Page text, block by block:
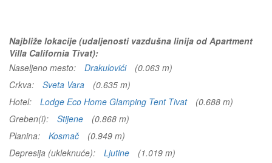
Najbliže lokacije (udaljenosti vazdušna linija od Apartment
Villa California Tivat):
Naseljeno mesto:
Drakulovići
(0.063 m)
Crkva:
Sveta Vara
(0.635 m)
Hotel:
Lodge Eco Home Glamping Tent Tivat
(0.688 m)
Greben(i):
Stijene
(0.868 m)
Planina:
Kosmač
(0.949 m)
Depresija (ukleknuće):
Ljutine
(1.019 m)